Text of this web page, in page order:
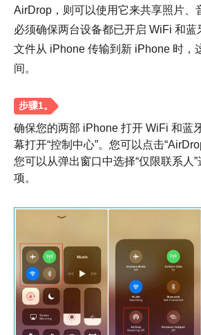
步骤4。
AirDrop，则可以使用它来共享照片、
必须确保两台设备都已开启 WiFi 和蓝
文件从 iPhone 传输到新 iPhone 时，
间。
确保您的两部 iPhone 打开 WiFi 和蓝
幕打开“控制中心”。您可以点击
您可以从弹出窗口中选择“仅限联系人”
项。